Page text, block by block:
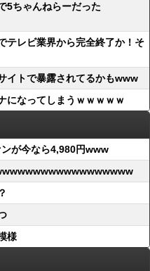
5ちゃんねらーだった
テレビ業界から完全終了か！そ
イトで暴露されてるかもwww
になってしまうｗｗｗｗｗ
が今なら4,980円www
様